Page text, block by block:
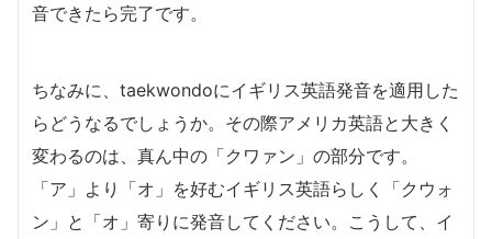
音できたら完了です。
ちなみに、taekwondoにイギリス英語発音を適用した
らどうなるでしょうか。その際アメリカ英語と大きく
変わるのは、真ん中の「クワァン」の部分です。
「ア」より「オ」を好むイギリス英語らしく「クウォ
ン」と「オ」寄りに発音してください。こうして、イ